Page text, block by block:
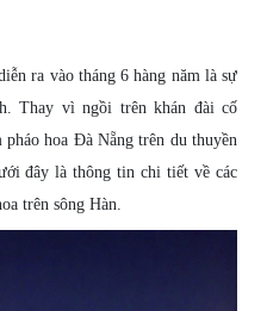
ra vào tháng 6 hàng năm là sự
Thay vì ngồi trên khán đài cố
hoa Đà Nẵng trên du thuyền
đây là thông tin chi tiết về các
trên sông Hàn.